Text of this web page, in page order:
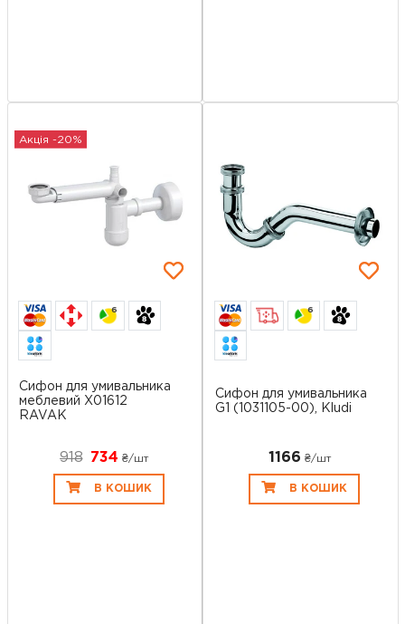
Акція -20%
6
Сифон для умивальника
меблевий X01612
RAVAK
918 734₴/шт
В КОШИК
6
Сифон для умивальника
G1 (1031105-00), Kludi
1166 ₴/шт
В КОШИК